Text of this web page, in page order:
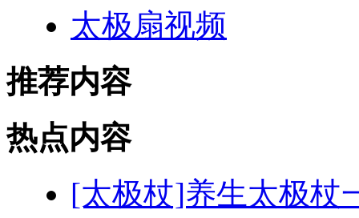
太极扇视频
推荐内容
热点内容
[太极杖]养生太极杖